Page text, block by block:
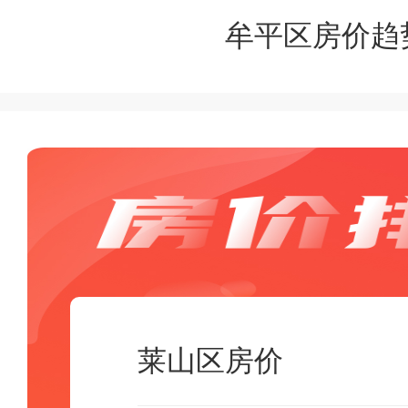
牟平区房价趋
莱山区房价